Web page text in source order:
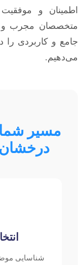
اطمینان و
متخصصان مجرب و
جامع و کاربردی را
می‌دهیم.
مسیر شما
شناسایی